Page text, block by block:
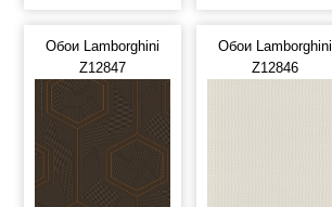
Обои Lamborghini
Z12847
Обои Lamborghini
Z12846